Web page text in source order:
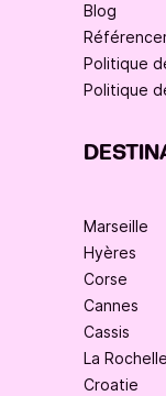
Blog
Politique
Politique
Marseille
Hyères
Corse
Cannes
Cassis
La Rochelle
Croatie